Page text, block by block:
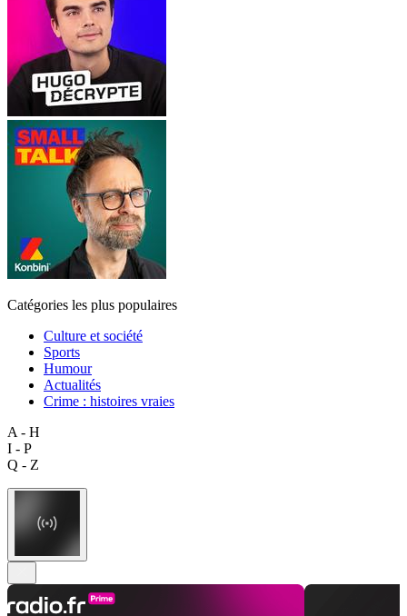
Catégories les plus populaires
Culture et société
Sports
Humour
Actualités
Crime : histoires vraies
A - H
I - P
Q - Z